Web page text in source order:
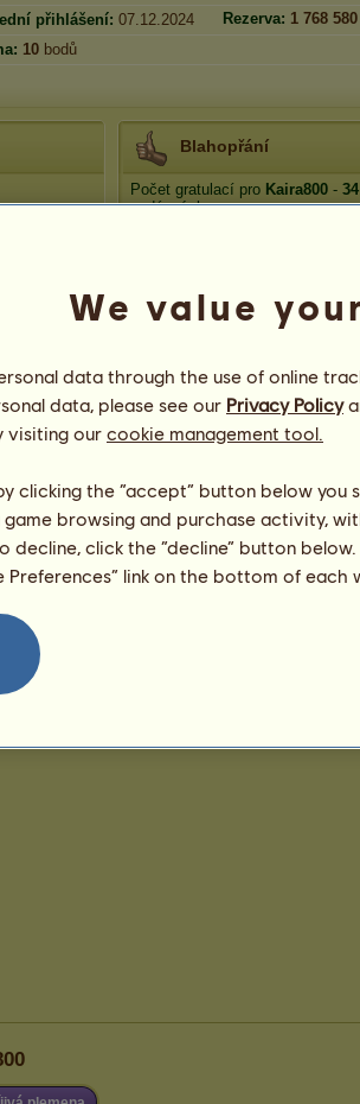
přihlášení: 07.12.2024 Rezerva: 1 768 580
10 bodů
Blahopřání
Počet gratulací pro Kaira800 - 34
nedávných:
Kacysita
před 697
před 721 dní
We value
data through the use of online
data, please see our Privacy Policy
visiting our cookie management tool.
clicking the “accept” button below
browsing and purchase activity,
decline, click the “decline” button
Preferences” link on the bottom of each